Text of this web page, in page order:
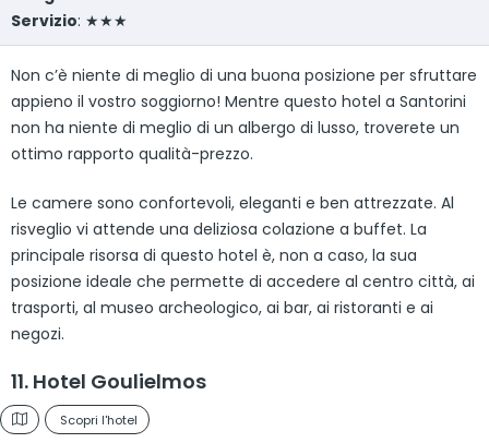
Servizio: ★★★
Non c’è niente di meglio di una buona posizione per sfruttare
appieno il vostro soggiorno! Mentre questo hotel a Santorini
non ha niente di meglio di un albergo di lusso, troverete un
ottimo rapporto qualità-prezzo.
Le camere sono confortevoli, eleganti e ben attrezzate. Al
risveglio vi attende una deliziosa colazione a buffet. La
principale risorsa di questo hotel è, non a caso, la sua
posizione ideale che permette di accedere al centro città, ai
trasporti, al museo archeologico, ai bar, ai ristoranti e ai
negozi.
11. Hotel Goulielmos
Scopri l'hotel